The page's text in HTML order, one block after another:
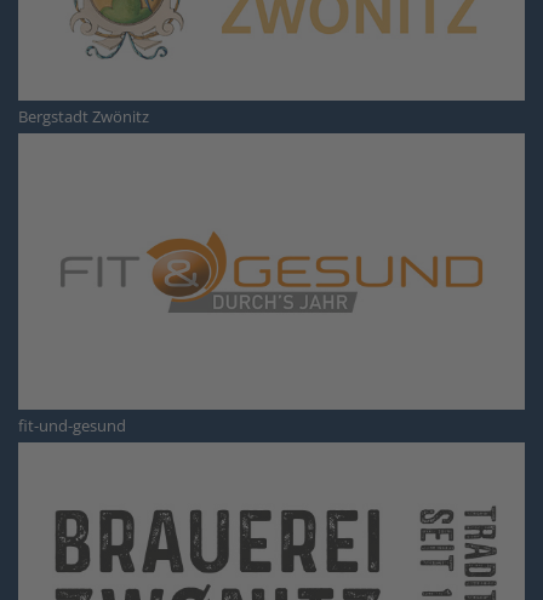
Bergstadt Zwönitz
fit-und-gesund